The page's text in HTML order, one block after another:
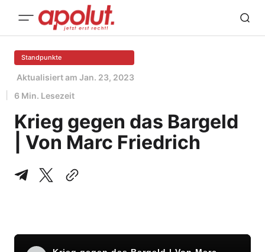
Standpunkte
Aktualisiert am Jan. 23, 2023
6 Min. Lesezeit
Krieg gegen das Bargeld
| Von Marc Friedrich